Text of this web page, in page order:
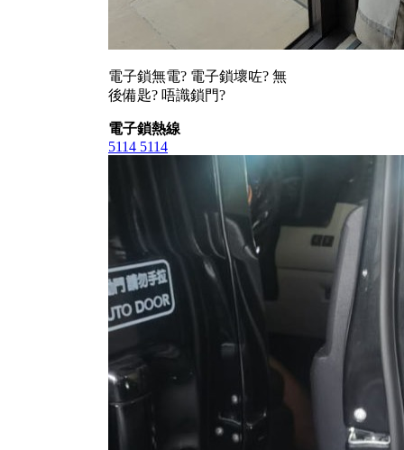
電子鎖無電? 電子鎖壞咗? 無
後備匙? 唔識鎖門?
電子鎖熱線
5114 5114